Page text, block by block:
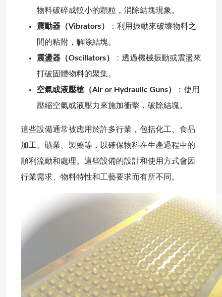
物料破碎成較小的顆粒，消除結塊現象。
震動器（Vibrators）
：利用振動來破壞物料之
間的粘附，解除結塊。
震盪器（Oscillators）
：透過機械振動或震盪來
打破固體物料的聚集。
空氣或液壓槍（Air or Hydraulic Guns）
：使用
壓縮空氣或液壓力來施加衝擊，破除結塊。
這些設備通常被應用於許多行業，包括化工、食品
加工、礦業、製藥等，以確保物料在生產過程中的
順利流動和處理。這些設備的設計和使用方式會因
行業需求、物料特性和工藝要求而有所不同。